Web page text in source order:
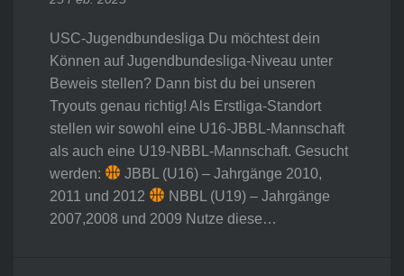
USC-Jugendbundesliga Du möchtest dein
Können auf Jugendbundesliga-Niveau unter
Beweis stellen? Dann bist du bei unseren
Tryouts genau richtig! Als Erstliga-Standort
stellen wir sowohl eine U16-JBBL-Mannschaft
als auch eine U19-NBBL-Mannschaft. Gesucht
werden:
JBBL (U16) – Jahrgänge 2010,
2011 und 2012
NBBL (U19) – Jahrgänge
2007,2008 und 2009 Nutze diese…